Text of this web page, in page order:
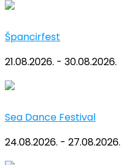
Špancirfest
21.08.2026. - 30.08.2026.
Sea Dance Festival
24.08.2026. - 27.08.2026.